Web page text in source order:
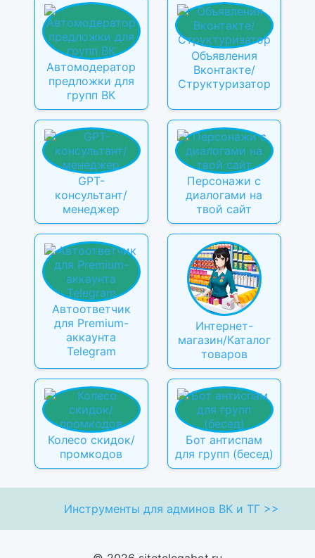
Автомодератор
предложки для
групп ВК
Объявления
Вконтакте/
Структуризатор
GPT-
консультант/
менеджер
Персонажи с
диалогами на
твой сайт
Автоответчик
для Premium-
аккаунта
Telegram
Интернет-
магазин/Каталог
товаров
Колесо скидок/
промкодов
Бот антиспам
для групп (бесед)
Инструменты для админов ВК и ТГ >>